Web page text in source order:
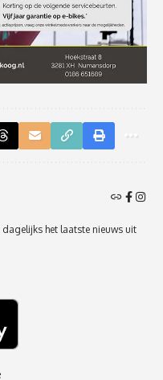
het laatste nieuws uit